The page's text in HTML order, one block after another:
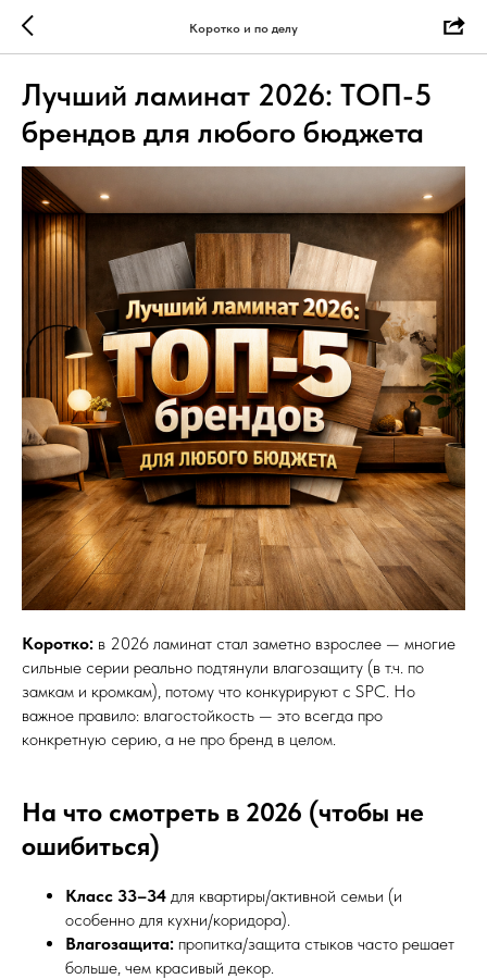
Коротко и по делу
Лучший ламинат 2026: ТОП-5
брендов для любого бюджета
Коротко: в 2026 ламинат стал заметно взрослее — многие
сильные серии реально подтянули влагозащиту (в т.ч. по
замкам и кромкам), потому что конкурируют с SPC. Но
важное правило: влагостойкость — это всегда про
конкретную серию, а не про бренд в целом.
На что смотреть в 2026 (чтобы не
ошибиться)
Класс 33–34 для квартиры/активной семьи (и
особенно для кухни/коридора).
Влагозащита: пропитка/защита стыков часто решает
больше, чем красивый декор.